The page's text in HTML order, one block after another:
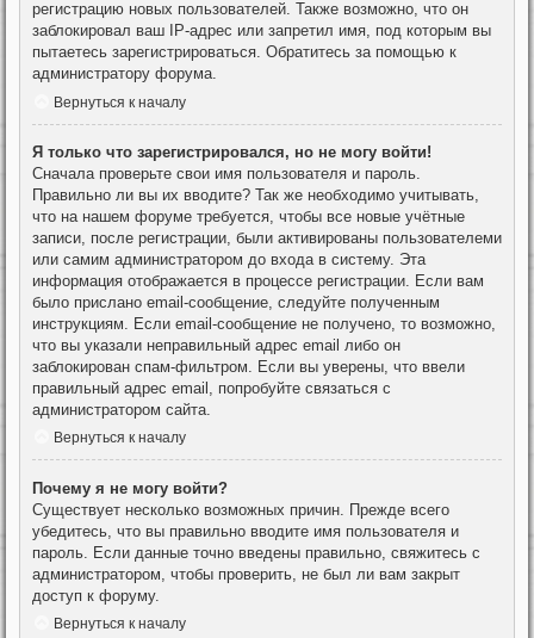
регистрацию новых пользователей. Также возможно, что он
заблокировал ваш IP-адрес или запретил имя, под которым вы
пытаетесь зарегистрироваться. Обратитесь за помощью к
администратору форума.
Вернуться к началу
Я только что зарегистрировался, но не могу войти!
Сначала проверьте свои имя пользователя и пароль.
Правильно ли вы их вводите? Так же необходимо учитывать,
что на нашем форуме требуется, чтобы все новые учётные
записи, после регистрации, были активированы пользователеми
или самим администратором до входа в систему. Эта
информация отображается в процессе регистрации. Если вам
было прислано email-сообщение, следуйте полученным
инструкциям. Если email-сообщение не получено, то возможно,
что вы указали неправильный адрес email либо он
заблокирован спам-фильтром. Если вы уверены, что ввели
правильный адрес email, попробуйте связаться с
администратором сайта.
Вернуться к началу
Почему я не могу войти?
Существует несколько возможных причин. Прежде всего
убедитесь, что вы правильно вводите имя пользователя и
пароль. Если данные точно введены правильно, свяжитесь с
администратором, чтобы проверить, не был ли вам закрыт
доступ к форуму.
Вернуться к началу